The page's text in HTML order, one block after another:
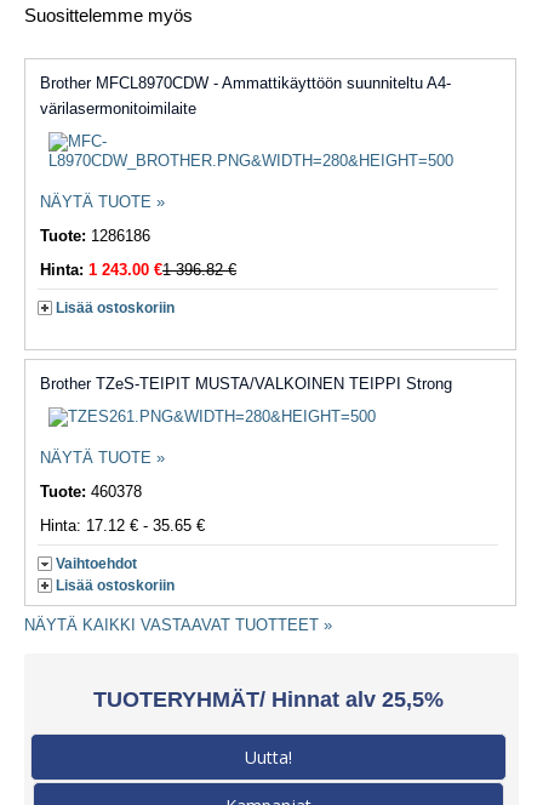
Suosittelemme myös
Brother MFCL8970CDW - Ammattikäyttöön suunniteltu A4-
värilasermonitoimilaite
NÄYTÄ TUOTE »
Tuote: 1286186
Hinta: 1 243.00 €1 396.82 €
Lisää ostoskoriin
Brother TZeS-TEIPIT MUSTA/VALKOINEN TEIPPI Strong
NÄYTÄ TUOTE »
Tuote: 460378
Hinta: 17.12 € - 35.65 €
Vaihtoehdot
Lisää ostoskoriin
NÄYTÄ KAIKKI VASTAAVAT TUOTTEET »
TUOTERYHMÄT/ Hinnat alv 25,5%
Uutta!